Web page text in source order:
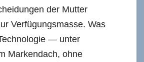
der Mutter
Verfügungsmasse. Was
— unter
Markendach, ohne